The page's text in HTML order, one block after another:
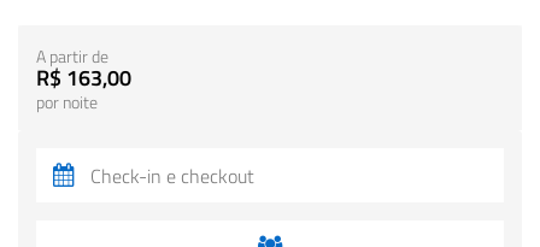
A partir de
R$ 163,00
por noite